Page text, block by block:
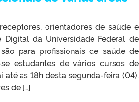
orientadores de saúde e
da Universidade Federal de
para profissionais de saúde de
estudantes de vários cursos de
até as 18h desta segunda-feira (04).
de […]